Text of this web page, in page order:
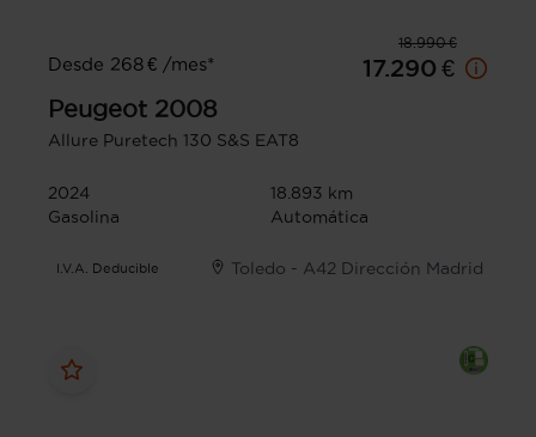
18.990 €
Desde 268 € /mes*
17.290 €
Peugeot 2008
Allure Puretech 130 S&S EAT8
2024
18.893 km
Gasolina
Automática
I.V.A. Deducible Toledo - A42 Dirección Madrid